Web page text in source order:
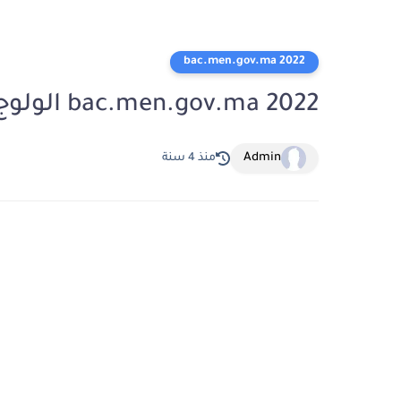
2022 bac.men.gov.ma
2022 bac.men.gov.ma الولوج إلى نتائج البكالوريا
Admin منذ 4 سنة